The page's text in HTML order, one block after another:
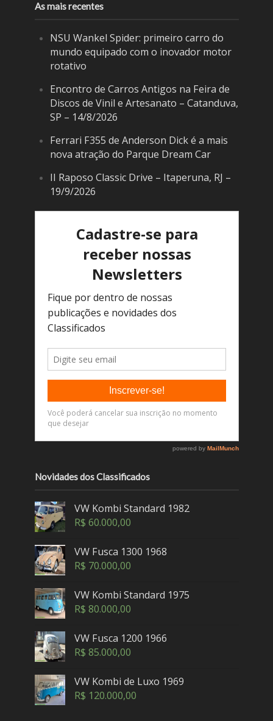
As mais recentes
NSU Wankel Spider: primeiro carro do
mundo equipado com o inovador motor
rotativo
Encontro de Carros Antigos na Feira de
Discos de Vinil e Artesanato – Catanduva,
SP – 14/8/2026
Ferrari F355 de Anderson Dick é a mais
nova atração do Parque Dream Car
II Raposo Classic Drive – Itaperuna, RJ –
19/9/2026
Novidades dos Classificados
VW Kombi Standard 1982
R$ 60.000,00
VW Fusca 1300 1968
R$ 70.000,00
VW Kombi Standard 1975
R$ 80.000,00
VW Fusca 1200 1966
R$ 85.000,00
VW Kombi de Luxo 1969
R$ 120.000,00